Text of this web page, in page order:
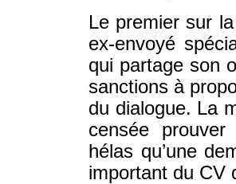
Le premier sur
ex-envoyé
qui partage son
sanctions à
du dialogue. La
censée prouver
hélas qu’une
important du CV